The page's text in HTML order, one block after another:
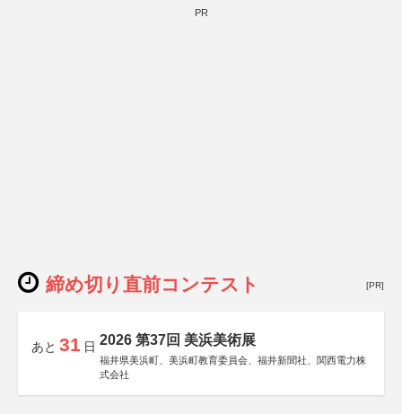
PR
締め切り直前コンテスト [PR]
あと 31 日 2026 第37回 美浜美術展
福井県美浜町、美浜町教育委員会、福井新聞社、関西電力株
式会社